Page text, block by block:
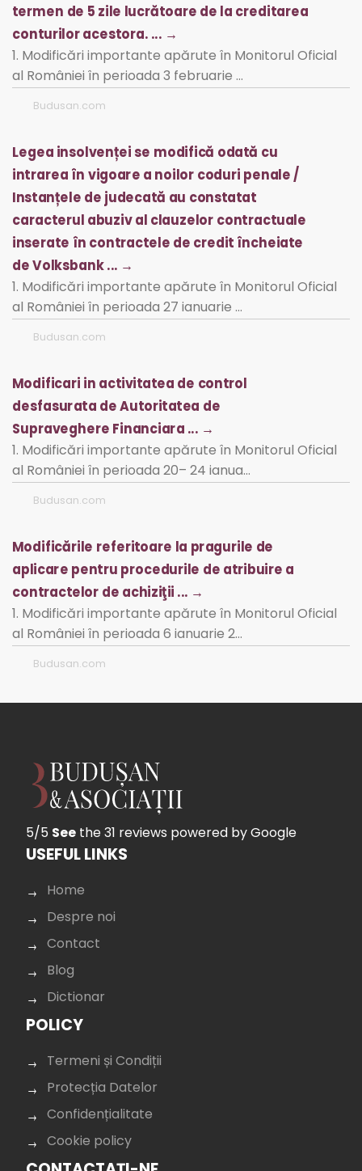
termen de 5 zile lucrătoare de la creditarea
conturilor acestora. ... →
1. Modificări importante apărute în Monitorul Oficial
al României în perioada 3 februarie …
Budusan.com
Legea insolvenței se modifică odată cu
intrarea în vigoare a noilor coduri penale /
Instanțele de judecată au constatat
caracterul abuziv al clauzelor contractuale
inserate în contractele de credit încheiate
de Volksbank ... →
1. Modificări importante apărute în Monitorul Oficial
al României în perioada 27 ianuarie …
Budusan.com
Modificari in activitatea de control
desfasurata de Autoritatea de
Supraveghere Financiara ... →
1. Modificări importante apărute în Monitorul Oficial
al României în perioada 20– 24 ianua…
Budusan.com
Modificările referitoare la pragurile de
aplicare pentru procedurile de atribuire a
contractelor de achiziţii ... →
1. Modificări importante apărute în Monitorul Oficial
al României în perioada 6 ianuarie 2…
Budusan.com
5/5 See the 31 reviews powered by Google
USEFUL LINKS
Home
Despre noi
Contact
Blog
Dictionar
POLICY
Termeni și Condiții
Protecția Datelor
Confidențialitate
Cookie policy